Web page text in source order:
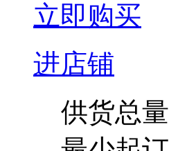
立即购买
进店铺
供货总量